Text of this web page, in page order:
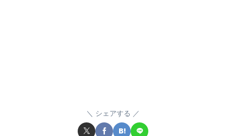
シェアする